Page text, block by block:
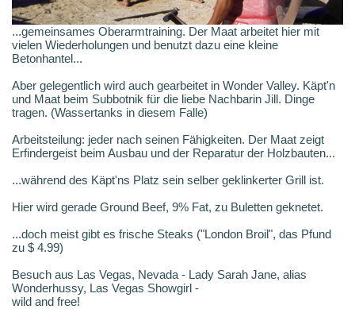
...gemeinsames Oberarmtraining. Der Maat arbeitet hier mit
vielen Wiederholungen und benutzt dazu eine kleine
Betonhantel...
Aber gelegentlich wird auch gearbeitet in Wonder Valley. Käpt'n
und Maat beim Subbotnik für die liebe Nachbarin Jill. Dinge
tragen. (Wassertanks in diesem Falle)
Arbeitsteilung: jeder nach seinen Fähigkeiten. Der Maat zeigt
Erfindergeist beim Ausbau und der Reparatur der Holzbauten...
...während des Käpt'ns Platz sein selber geklinkerter Grill ist.
Hier wird gerade Ground Beef, 9% Fat, zu Buletten geknetet.
...doch meist gibt es frische Steaks ("London Broil", das Pfund
zu $ 4.99)
Besuch aus Las Vegas, Nevada - Lady Sarah Jane, alias
Wonderhussy, Las Vegas Showgirl -
wild and free!